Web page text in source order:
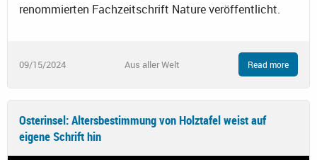
renommierten Fachzeitschrift Nature veröffentlicht.
09/15/2024 Aus aller Welt Read more
Osterinsel: Altersbestimmung von Holztafel weist auf
eigene Schrift hin